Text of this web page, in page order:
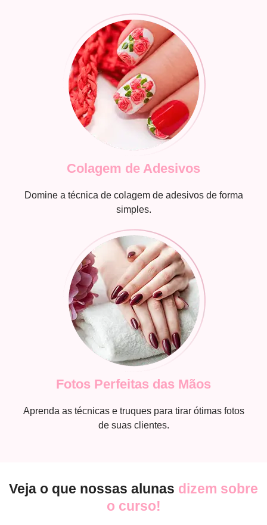
Colagem de Adesivos
Domine a técnica de colagem de adesivos de forma
simples.
Fotos Perfeitas das Mãos
Aprenda as técnicas e truques para tirar ótimas fotos
de suas clientes.
Veja o que nossas alunas dizem sobre
o curso!